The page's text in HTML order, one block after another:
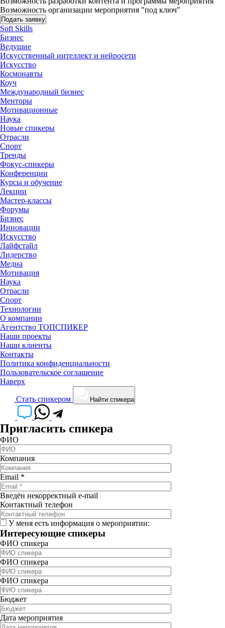
Возможность организации мероприятия "под ключ"
Подать заявку
Soft Skills
Бизнес
Ведущие
Искусственный интеллект и нейросети
Искусство
Космонавты
Коуч
Международный бизнес
Менторы
Мотивационные
Наука
Новые спикеры
Отрасли
Спорт
Тренды
Фокус-спикеры
Конференции
Курсы и обучение
Лекции
Мастер-классы
Форумы
Бизнес
Инновации
Искусство
Лайфстайл
Лидерство
Медиа
Мотивация
Наука
Отрасли
Спорт
Технологии
О компании
Агентство ТОПСПИКЕР
Наши проекты
Наши клиенты
Контакты
Политика конфиденциальности
Пользовательское соглашение
Наверх
Cтать спикером Найти спикера
Пригласить спикера
ФИО
Компания
Email *
Введён некорректный e-mail
Контактный телефон
У меня есть информация о мероприятии:
Интересующие спикеры
ФИО спикера
ФИО спикера
ФИО спикера
Бюджет
Дата мероприятия